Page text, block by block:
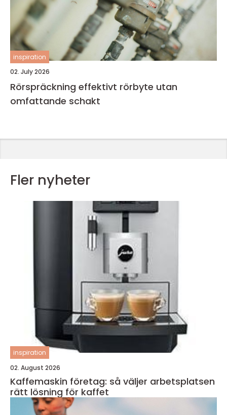
inspiration
02. July 2026
Rörspräckning effektivt rörbyte utan
omfattande schakt
Fler nyheter
inspiration
02. August 2026
Kaffemaskin företag: så väljer arbetsplatsen
rätt lösning för kaffet